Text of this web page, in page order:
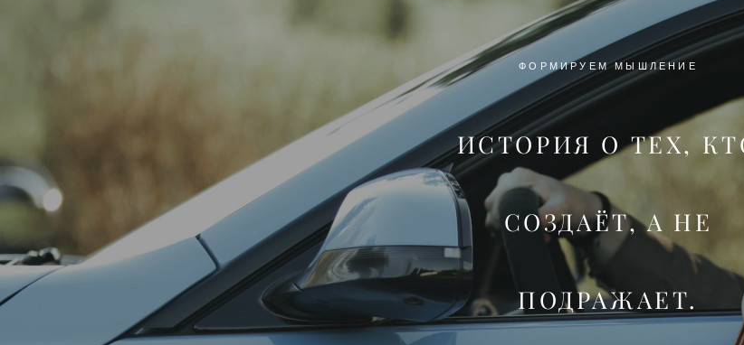
ФОРМИРУЕМ МЫШЛЕНИЕ
ИСТОРИЯ О ТЕХ,
СОЗДАЁТ, А НЕ
ПОДРАЖАЕТ.